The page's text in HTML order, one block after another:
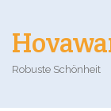
Robuste Schönheit